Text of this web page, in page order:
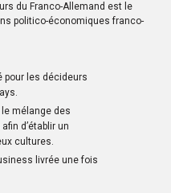
du Franco-Allemand est le
politico-économiques franco-
pour les décideurs
mélange des
d’établir un
cultures.
livrée une fois